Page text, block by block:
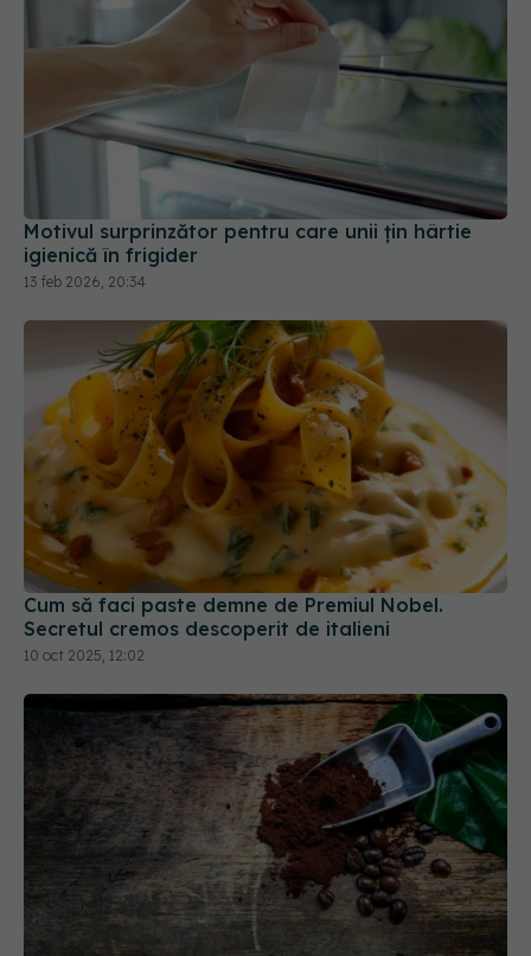
Motivul surprinzător pentru care unii țin hârtie
igienică în frigider
13 feb 2026, 20:34
Cum să faci paste demne de Premiul Nobel.
Secretul cremos descoperit de italieni
10 oct 2025, 12:02
Ce se întâmplă dacă pui zaț de cafea în toaletă.
Trucuri utile pentru casă